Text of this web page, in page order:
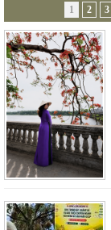
1 2 3